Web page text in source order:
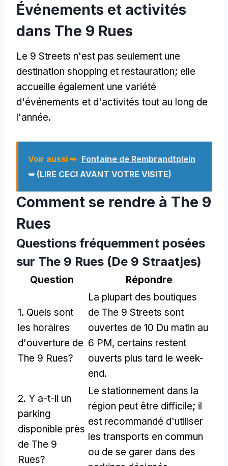
Événements et activités
dans The 9 Rues
Le 9 Streets n'est pas seulement une
destination shopping et restauration; elle
accueille également une variété
d'événements et d'activités tout au long de
l'année.
Voir aussi ➥ Fontaine de Rembrandtplein
➥ (LIRE CECI AVANT VOTRE VISITE)
Comment se rendre à The 9
Rues
Questions fréquemment posées
sur The 9 Rues (De 9 Straatjes)
Question Répondre
1. Quels sont
les horaires
d'ouverture de
The 9 Rues?
La plupart des boutiques
de The 9 Streets sont
ouvertes de 10 Du matin au
6 PM, certains restent
ouverts plus tard le week-
end.
2. Y a-t-il un
parking
disponible près
de The 9
Rues?
Le stationnement dans la
région peut être difficile; il
est recommandé d'utiliser
les transports en commun
ou de se garer dans des